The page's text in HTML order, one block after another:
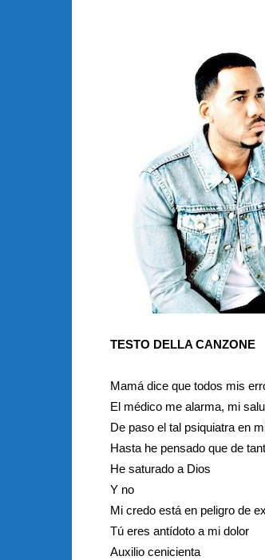
TESTO DELLA CANZONE
Mamá dice que todos mis
El médico me alarma, mi
De paso el tal psiquiatra en
Hasta he pensado que de
He saturado a Dios
Y no
Mi credo está en peligro de
Tú eres antídoto a mi dolor
Auxilio cenicienta